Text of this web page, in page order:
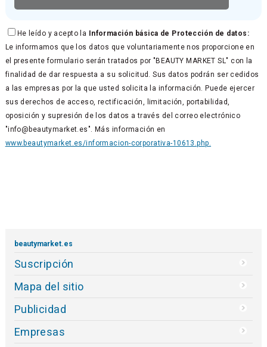
He leído y acepto la Información básica de Protección de datos:
Le informamos que los datos que voluntariamente nos proporcione en
el presente formulario serán tratados por "BEAUTY MARKET SL" con la
finalidad de dar respuesta a su solicitud. Sus datos podrán ser cedidos
a las empresas por la que usted solicita la información. Puede ejercer
sus derechos de acceso, rectificación, limitación, portabilidad,
oposición y supresión de los datos a través del correo electrónico
"info@beautymarket.es". Más información en
www.beautymarket.es/informacion-corporativa-10613.php.
beautymarket.es
Suscripción
Mapa del sitio
Publicidad
Empresas